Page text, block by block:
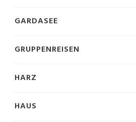
GARDASEE
GRUPPENREISEN
HARZ
HAUS